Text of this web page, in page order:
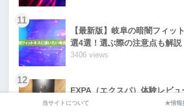
11
【最新版】岐阜の暗闇フィッ
選4選！選ぶ際の注意点も解説
3406 views
12
EXPA（エクスパ）体験レビ
ッスン効果と口コミ・評判
当サイトについて ★情報